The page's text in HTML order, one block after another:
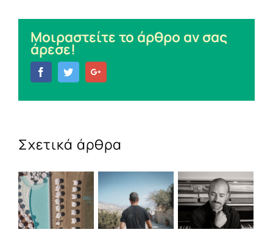
Μοιραστείτε το άρθρο αν σας
άρεσε!
FacebookTwitter
Σχετικά άρθρα